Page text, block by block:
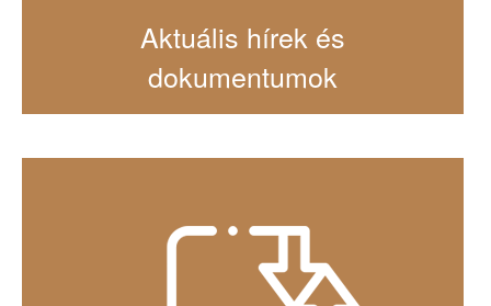
Aktuális hírek és
dokumentumok